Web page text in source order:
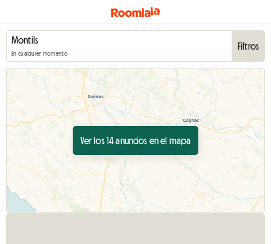
En cualquier momento
Filtros
Ver los 14 anuncios en el mapa